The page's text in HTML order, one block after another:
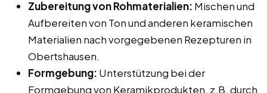
Zubereitung von Rohmaterialien: Mischen und
Aufbereiten von Ton und anderen keramischen
Materialien nach vorgegebenen Rezepturen in
Obertshausen.
Formgebung: Unterstützung bei der
Formgebung von Keramikprodukten, z.B. durch